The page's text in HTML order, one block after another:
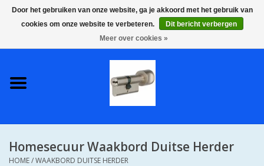
0 Artikelen - €0,00
S2 COMPLETE VEILIGE
SKG**
Homesecuur Waakbord Duitse Herder
HOME/WAAKBORD DUITSE HERDER
Door het gebruiken van onze website, ga je akkoord met het gebruik van
cookies om onze website te verbeteren.
Dit bericht verbergen
Meer over cookies »